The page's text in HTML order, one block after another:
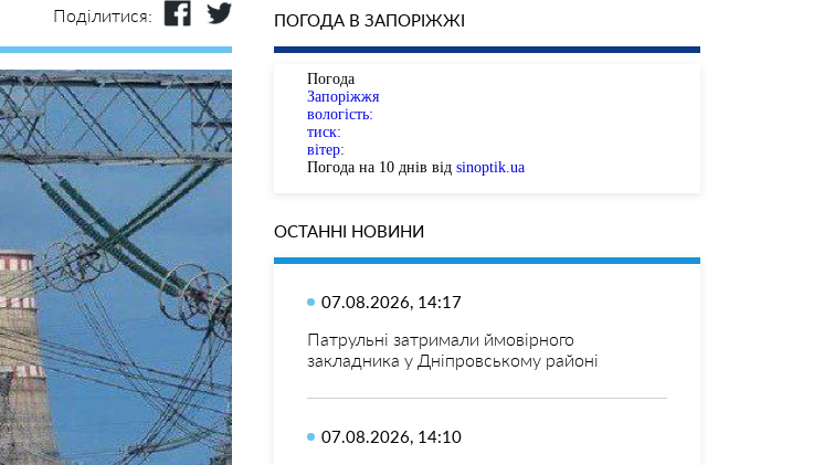
Поділитися: ПОГОДА В ЗАПОРІЖЖІ
Погода
Запоріжжя
вологість:
тиск:
вітер:
Погода на 10 днів від sinoptik.ua
ОСТАННІ НОВИНИ
07.08.2026, 14:17
Патрульні затримали ймовірного
закладника у Дніпровському районі
07.08.2026, 14:10